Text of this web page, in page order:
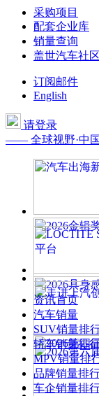
采购项目
配套企业库
销量查询
盖世汽车社区
订阅邮件
English
请登录
—— 全球视野·中
资讯首页
汽车销量
SUV销量排
轿车销量排
MPV销量排
品牌销量排
车企销量排